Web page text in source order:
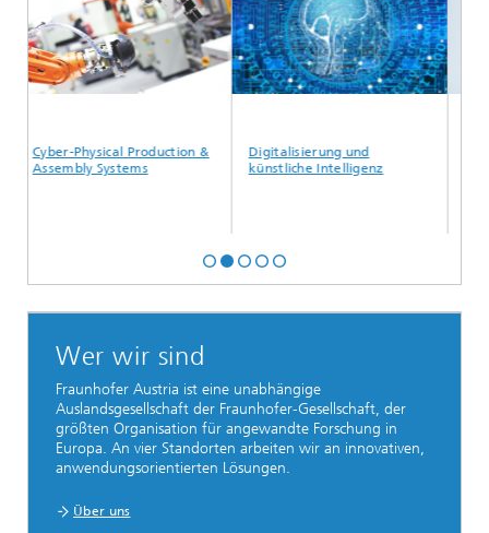
Cyber-Physical Production &
Assembly Systems
Digitalisierung und
künstliche Intelligenz
Wer wir sind
Fraunhofer Austria ist eine unabhängige
Auslandsgesellschaft der Fraunhofer-Gesellschaft, der
größten Organisation für angewandte Forschung in
Europa. An vier Standorten arbeiten wir an innovativen,
anwendungsorientierten Lösungen.
Über uns